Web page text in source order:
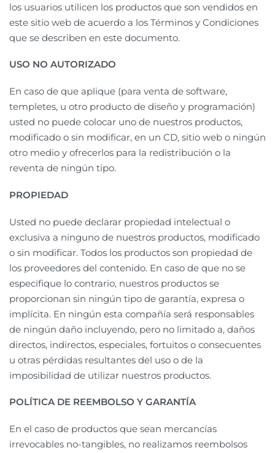
los usuarios utilicen los productos que son vendidos en
este sitio web de acuerdo a los Términos y Condiciones
que se describen en este documento.
USO NO AUTORIZADO
En caso de que aplique (para venta de software,
templetes, u otro producto de diseño y programación)
usted no puede colocar uno de nuestros productos,
modificado o sin modificar, en un CD, sitio web o ningún
otro medio y ofrecerlos para la redistribución o la
reventa de ningún tipo.
PROPIEDAD
Usted no puede declarar propiedad intelectual o
exclusiva a ninguno de nuestros productos, modificado
o sin modificar. Todos los productos son propiedad de
los proveedores del contenido. En caso de que no se
especifique lo contrario, nuestros productos se
proporcionan sin ningún tipo de garantía, expresa o
implícita. En ningún esta compañía será responsables
de ningún daño incluyendo, pero no limitado a, daños
directos, indirectos, especiales, fortuitos o consecuentes
u otras pérdidas resultantes del uso o de la
imposibilidad de utilizar nuestros productos.
POLÍTICA DE REEMBOLSO Y GARANTÍA
En el caso de productos que sean mercancías
irrevocables no-tangibles, no realizamos reembolsos